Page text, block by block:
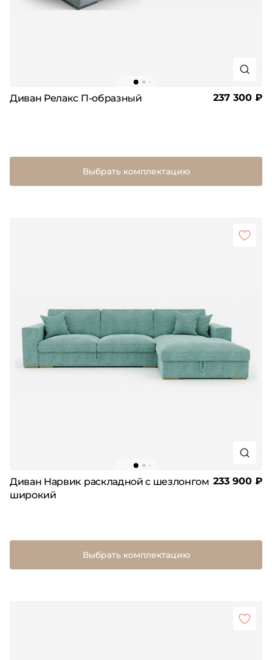
Диван Релакс П-образный 237 300 ₽
Выбрать комплектацию
Диван Нарвик раскладной с шезлонгом
широкий
233 900 ₽
Выбрать комплектацию